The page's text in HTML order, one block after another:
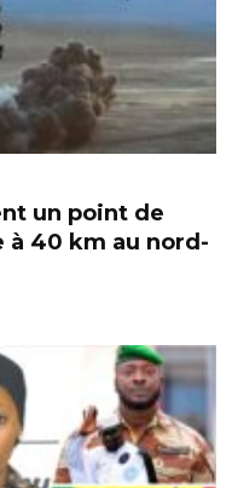
un point de
40 km au nord-